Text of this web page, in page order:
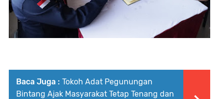
Baca Juga : Tokoh Adat Pegunungan
Bintang Ajak Masyarakat Tetap Tenang dan